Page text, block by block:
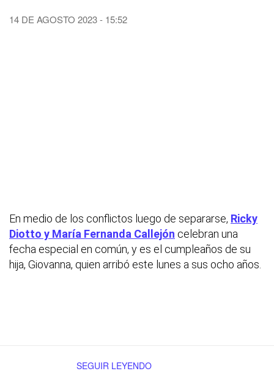
14 DE AGOSTO 2023 - 15:52
En medio de los conflictos luego de separarse, Ricky
Diotto y María Fernanda Callejón celebran una
fecha especial en común, y es el cumpleaños de su
hija, Giovanna, quien arribó este lunes a sus ocho años.
SEGUIR LEYENDO